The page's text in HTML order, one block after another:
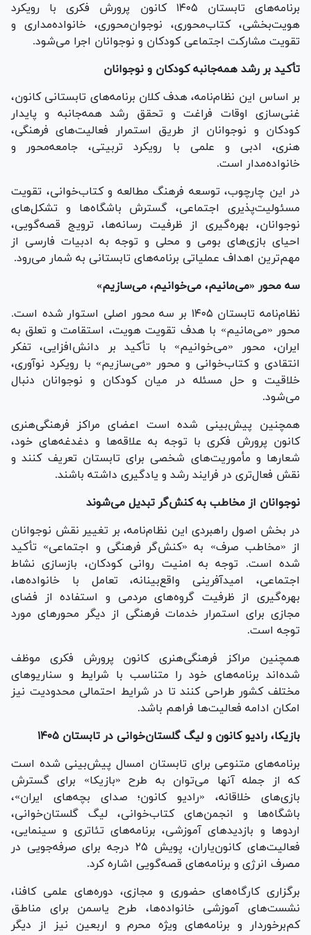
برنامه‌های تابستان ۱۴۰۵ کانون پرورش فکری با رویکرد
هویت‌بخشی، کتاب‌محوری، نوجوان‌محوری، خانواده‌مداری و
تقویت مشارکت اجتماعی کودکان و نوجوانان اجرا می‌شود.
تأکید بر رشد همه‌جانبه کودکان و نوجوانان
بر اساس این نظام‌نامه، هدف کلان برنامه‌های تابستانی کانون،
غنی‌سازی اوقات فراغت و تحقق رشد همه‌جانبه و پایدار
کودکان و نوجوانان از طریق استمرار فعالیت‌های فرهنگی،
هنری، ادبی و علمی با رویکرد تربیتی، جامعه‌محور و
خانواده‌مدار است.
در این چارچوب، توسعه فرهنگ مطالعه و کتاب‌خوانی، تقویت
مسئولیت‌پذیری اجتماعی، گسترش باشگاه‌ها و تشکل‌های
نوجوانان، بهره‌گیری از ظرفیت رسانه‌ها، ترویج قصه‌گویی،
احیای بازی‌های بومی و محلی و توجه به ادبیات فارسی از
مهم‌ترین اهداف عملیاتی برنامه‌های تابستانی به شمار می‌رود.
سه محور «می‌مانیم، می‌خوانیم، می‌سازیم»
نظام‌نامه تابستان ۱۴۰۵ بر سه محور اصلی استوار شده است.
محور «می‌مانیم» با هدف تقویت هویت، استقامت و تعلق به
ایران، محور «می‌خوانیم» با تأکید بر دانش‌افزایی، تفکر
انتقادی و کتاب‌خوانی و محور «می‌سازیم» با رویکرد نوآوری،
خلاقیت و حل مسئله در میان کودکان و نوجوانان دنبال
می‌شود.
همچنین پیش‌بینی شده است اعضای مراکز فرهنگی‌هنری
کانون پرورش فکری با توجه به علاقه‌ها و دغدغه‌های خود،
شعار‌ها و مأموریت‌های شخصی برای تابستان تعریف کنند و
نقش فعال‌تری در فرایند رشد و یادگیری داشته باشند.
نوجوانان از مخاطب به کنش‌گر تبدیل می‌شوند
در بخش اصول راهبردی این نظام‌نامه، بر تغییر نقش نوجوانان
از «مخاطب صرف» به «کنش‌گر فرهنگی و اجتماعی» تأکید
شده است. توجه به امنیت روانی کودکان، بازسازی نشاط
اجتماعی، امیدآفرینی واقع‌بینانه، تعامل با خانواده‌ها،
بهره‌گیری از ظرفیت گروه‌های مردمی و استفاده از فضای
مجازی برای استمرار خدمات فرهنگی از دیگر محور‌های مورد
توجه است.
همچنین مراکز فرهنگی‌هنری کانون پرورش فکری موظف
شده‌اند برنامه‌های خود را متناسب با شرایط و سناریو‌های
مختلف کشور طراحی کنند تا در شرایط احتمالی محدودیت نیز
امکان ادامه فعالیت‌ها فراهم باشد.
بازیکا، رادیو کانون و لیگ گلستان‌خوانی در تابستان ۱۴۰۵
برنامه‌های متنوعی برای تابستان امسال پیش‌بینی شده است
که از جمله آنها می‌توان به طرح «بازیکا» برای گسترش
بازی‌های خلاقانه، «رادیو کانون؛ صدای بچه‌های ایران»،
باشگاه‌ها و انجمن‌های کتاب‌خوانی، لیگ گلستان‌خوانی،
اردو‌ها و بازدید‌های آموزشی، برنامه‌های تئاتری و سینمایی،
فعالیت‌های کانون‌یاران، پویش ۲۵ درجه برای صرفه‌جویی در
مصرف انرژی و برنامه‌های قصه‌گویی اشاره کرد.
برگزاری کارگاه‌های حضوری و مجازی، دوره‌های علمی کافنا،
نشست‌های آموزشی خانواده‌ها، طرح یاسمن برای مناطق
کم‌برخوردار و برنامه‌های ویژه محرم و اربعین نیز از دیگر